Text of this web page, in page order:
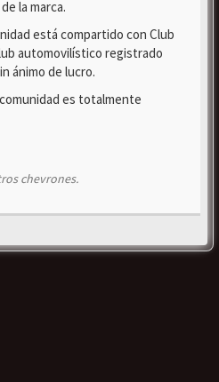
la marca.
está compartido con Club
automovilístico registrado
ánimo de lucro.
es totalmente
chevrones.